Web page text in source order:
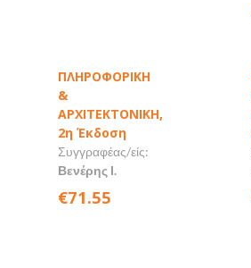
ΠΛΗΡΟΦΟΡΙΚΗ
&
ΑΡΧΙΤΕΚΤΟΝΙΚΗ,
2η Έκδοση
Συγγραφέας/είς:
Βενέρης Ι.
€71.55